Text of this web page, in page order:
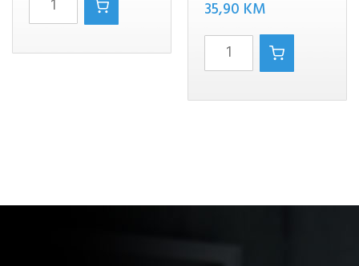
CRNO
MAT
bila
je:
35,90 KMTrenutna
cijena
je:
TOMMY/1
ZIDNA
LAMPA